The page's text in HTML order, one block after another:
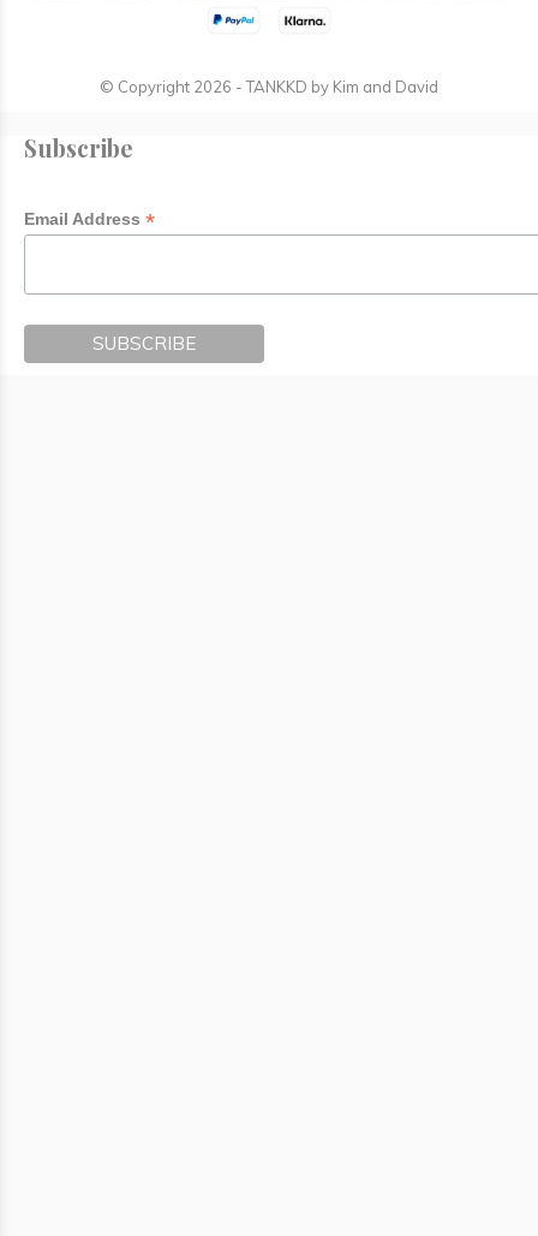
© Copyright 2026 - TANKKD by Kim and David
Subscribe
Email Address *